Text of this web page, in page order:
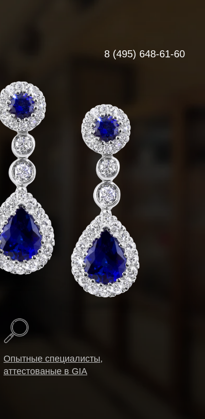
8 (495) 648-61-60
Опытные специалисты,
аттестованые в GIA